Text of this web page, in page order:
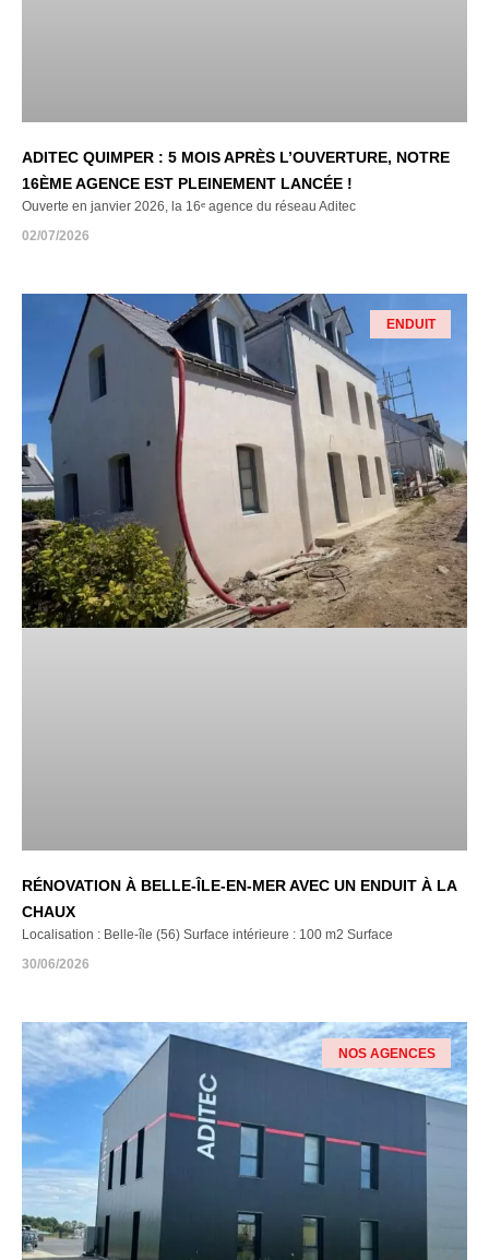
ADITEC QUIMPER : 5 MOIS APRÈS L’OUVERTURE, NOTRE
16ÈME AGENCE EST PLEINEMENT LANCÉE !
Ouverte en janvier 2026, la 16ᵉ agence du réseau Aditec
02/07/2026
ENDUIT
RÉNOVATION À BELLE-ÎLE-EN-MER AVEC UN ENDUIT À LA
CHAUX
Localisation : Belle-île (56) Surface intérieure : 100 m2 Surface
30/06/2026
NOS AGENCES